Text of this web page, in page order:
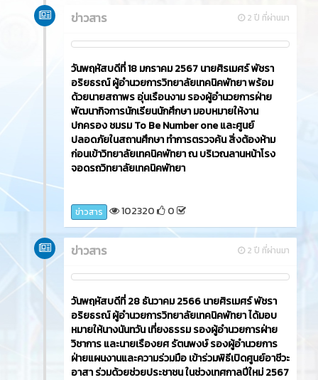
2 ปี ที่ผ่านมา
ข่าวสาร
วันพฤหัสบดีที่ 18 มกราคม 2567 นายศิรเมศร์ พัชรา
อริยธรณ์ ผู้อำนวยการวิทยาลัยเทคนิคพัทยา พร้อม
ด้วยนายสถาพร อุ่นเรือนงาม รองผู้อำนวยการฝ่าย
พัฒนากิจการนักเรียนนักศึกษา มอบหมายให้งาน
ปกครอง ชมรม To Be Number one และศูนย์
ปลอดภัยในสถานศึกษา ทำการตรวจค้น สิ่งต้องห้าม
ก่อนเข้าวิทยาลัยเทคนิคพัทยา ณ บริเวณลานหน้าโรง
จอดรถวิทยาลัยเทคนิคพัทยา
ข่าวสาร 102320 0
2 ปี ที่ผ่านมา
ข่าวสาร
วันพฤหัสบดีที่ 28 ธันวาคม 2566 นายศิรเมศร์ พัชรา
อริยธรณ์ ผู้อำนวยการวิทยาลัยเทคนิคพัทยา ได้มอบ
หมายให้นางนันทวัน เที่ยงธรรม รองผู้อำนวยการฝ่าย
วิชาการ และนายเรืองยศ รัตนพงษ์ รองผู้อำนวยการ
ฝ่ายแผนงานและความร่วมมือ เข้าร่วมพิธีเปิดศูนย์อาชีวะ
อาสา ร่วมด้วยช่วยประชาชน ในช่วงเทศกาลปีใหม่ 2567